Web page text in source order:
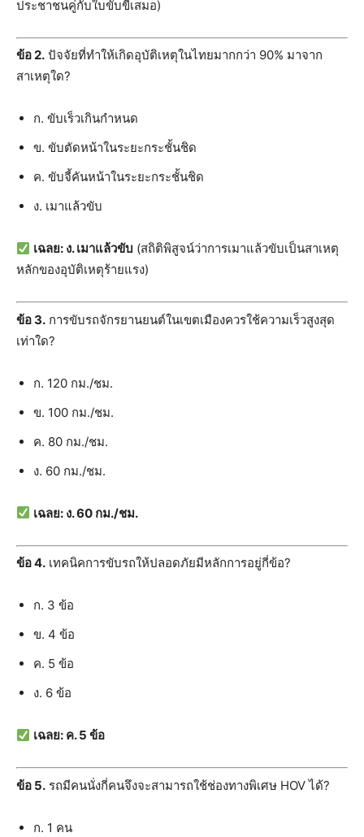
ประชาชนคู่กับใบขับขี่เสมอ)
ข้อ 2. ปัจจัยที่ทำให้เกิดอุบัติเหตุในไทยมากกว่า 90% มาจาก
สาเหตุใด?
ก. ขับเร็วเกินกำหนด
ข. ขับตัดหน้าในระยะกระชั้นชิด
ค. ขับจี้คันหน้าในระยะกระชั้นชิด
ง. เมาแล้วขับ
เฉลย: ง. เมาแล้วขับ (สถิติพิสูจน์ว่าการเมาแล้วขับเป็นสาเหตุ
หลักของอุบัติเหตุร้ายแรง)
ข้อ 3. การขับรถจักรยานยนต์ในเขตเมืองควรใช้ความเร็วสูงสุด
เท่าใด?
ก. 120 กม./ชม.
ข. 100 กม./ชม.
ค. 80 กม./ชม.
ง. 60 กม./ชม.
เฉลย: ง. 60 กม./ชม.
ข้อ 4. เทคนิคการขับรถให้ปลอดภัยมีหลักการอยู่กี่ข้อ?
ก. 3 ข้อ
ข. 4 ข้อ
ค. 5 ข้อ
ง. 6 ข้อ
เฉลย: ค. 5 ข้อ
ข้อ 5. รถมีคนนั่งกี่คนจึงจะสามารถใช้ช่องทางพิเศษ HOV ได้?
ก. 1 คน